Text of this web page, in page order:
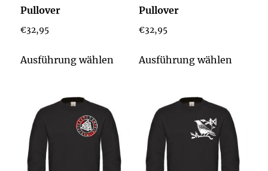
Pullover
€32,95
Ausführung wählen
Produkt
Varianten
auf.
Die
Optionen
Pullover
€32,95
Ausführung wählen
auf.
Die